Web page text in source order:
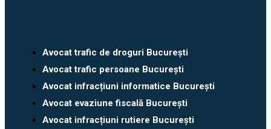
Avocat trafic de droguri București
Avocat trafic persoane București
Avocat infracțiuni informatice București
Avocat evaziune fiscală București
Avocat infracțiuni rutiere București